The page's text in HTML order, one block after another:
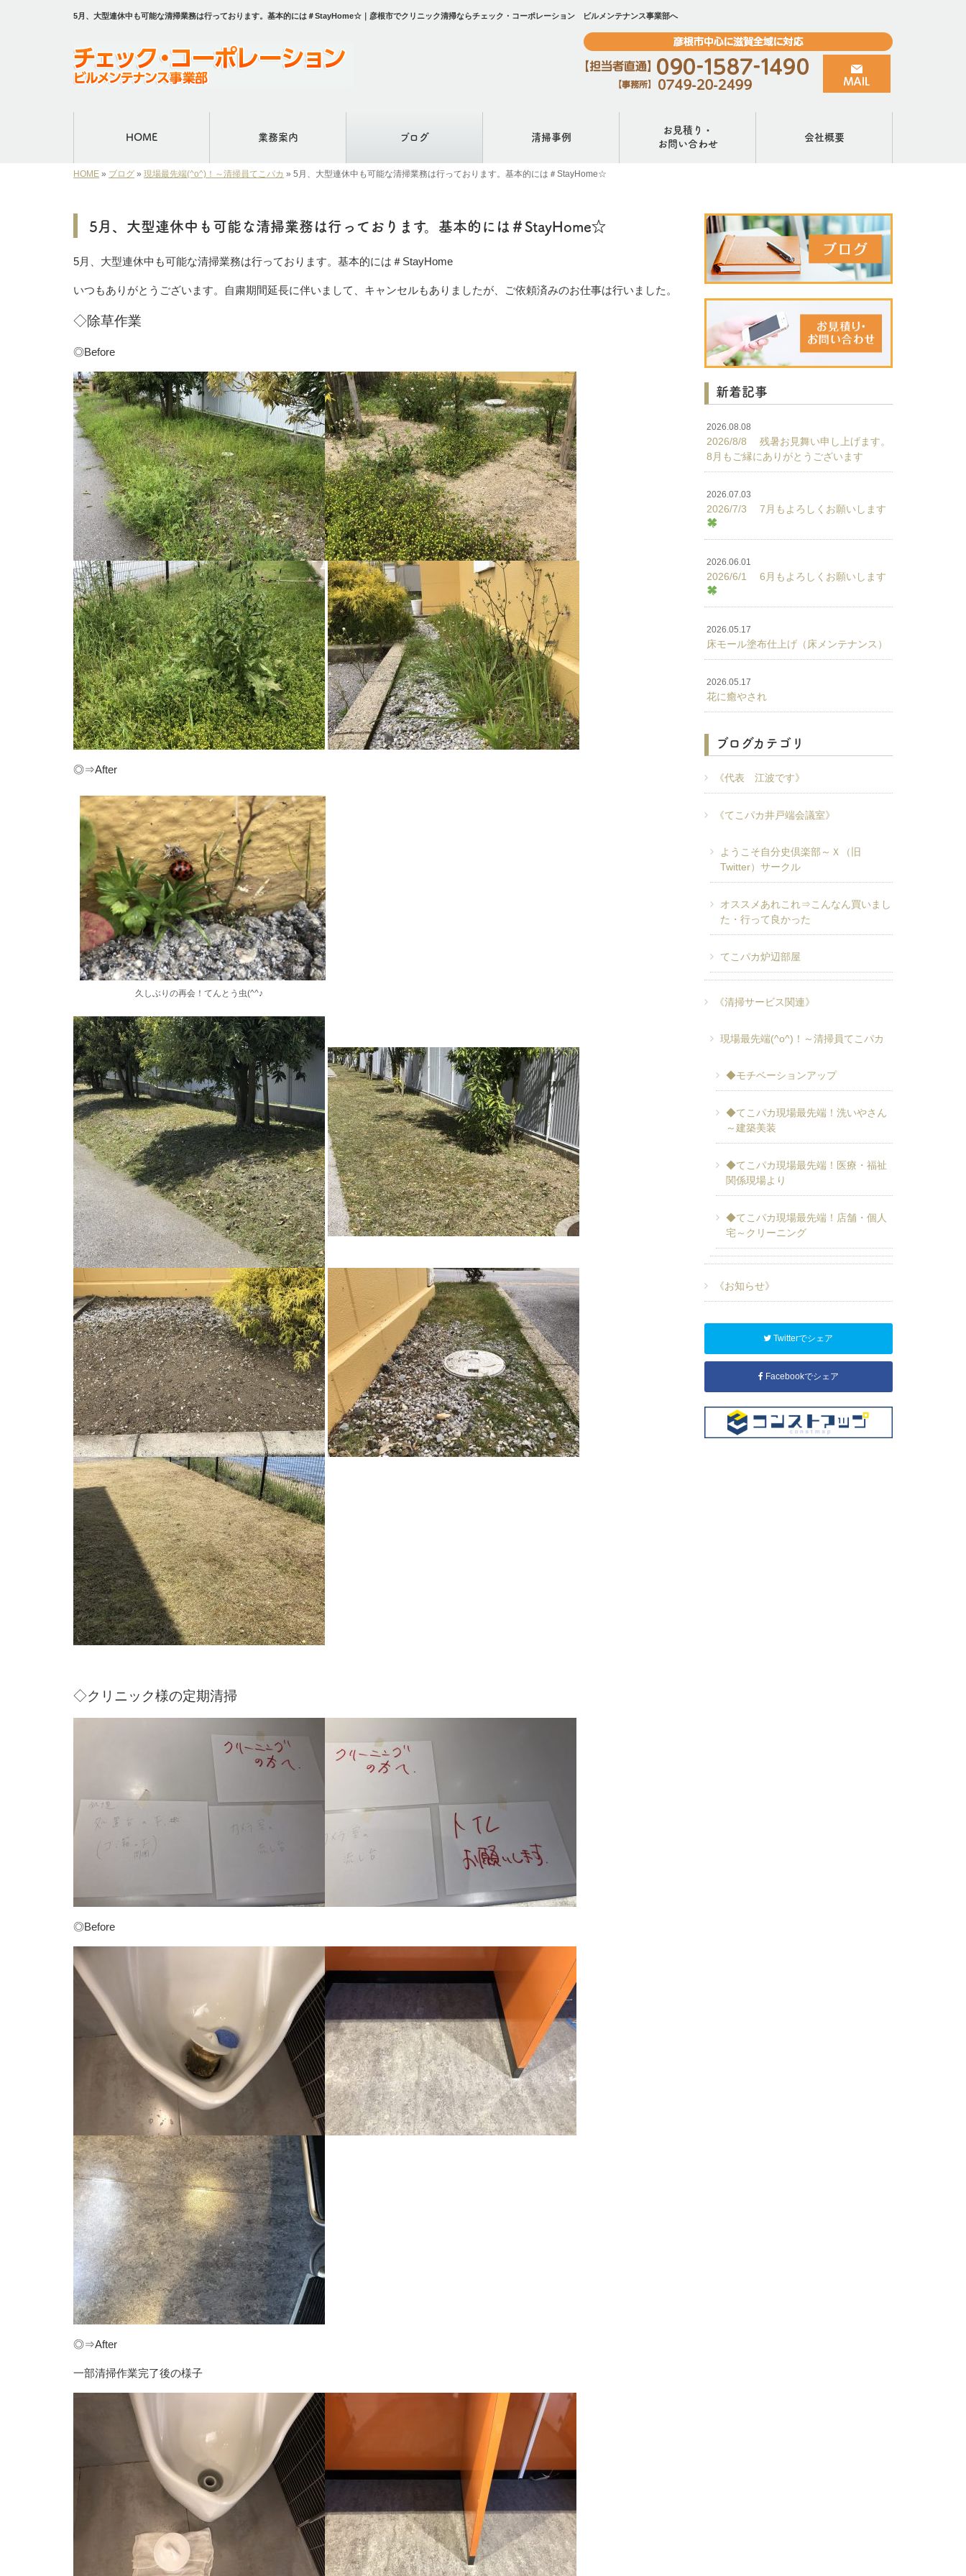
5月、大型連休中も可能な清掃業務は行っております。基本的には＃StayHome☆｜彦根市でクリニック清掃ならチェック・コーポレーション ビルメンテナンス事業部へ
HOME 業務案内 ブログ 清掃事例
お見積り・
お問い合わせ
会社概要
HOME » ブログ » 現場最先端(^o^)！～清掃員てこパカ » 5月、大型連休中も可能な清掃業務は行っております。基本的には＃StayHome☆
5月、大型連休中も可能な清掃業務は行っております。基本的には＃StayHome☆
5月、大型連休中も可能な清掃業務は行っております。基本的には＃StayHome
いつもありがとうございます。自粛期間延長に伴いまして、キャンセルもありましたが、ご依頼済みのお仕事は行いました。
◇除草作業
◎Before
◎⇒After
久しぶりの再会！てんとう虫(^^♪
◇クリニック様の定期清掃
◎Before
◎⇒After
一部清掃作業完了後の様子
新着記事
2026.08.08
2026/8/8 残暑お見舞い申し上げます。
8月もご縁にありがとうございます
2026.07.03
2026/7/3 7月もよろしくお願いします
2026.06.01
2026/6/1 6月もよろしくお願いします
2026.05.17
床モール塗布仕上げ（床メンテナンス）
2026.05.17
花に癒やされ
ブログカテゴリ
《代表 江波です》
《てこパカ井戸端会議室》
ようこそ自分史倶楽部～Ｘ（旧
Twitter）サークル
オススメあれこれ⇒こんなん買いまし
た・行って良かった
てこパカ炉辺部屋
《清掃サービス関連》
現場最先端(^o^)！～清掃員てこパカ
◆モチベーションアップ
◆てこパカ現場最先端！洗いやさん
～建築美装
◆てこパカ現場最先端！医療・福祉
関係現場より
◆てこパカ現場最先端！店舗・個人
宅～クリーニング
《お知らせ》
Twitterでシェア
Facebookでシェア